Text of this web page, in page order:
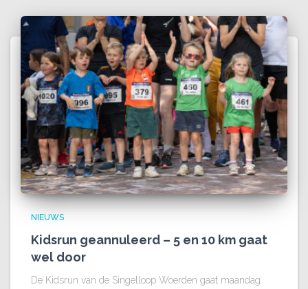
NIEUWS
Kidsrun geannuleerd – 5 en 10 km gaat
wel door
De Kidsrun van de Singelloop Woerden gaat maandag